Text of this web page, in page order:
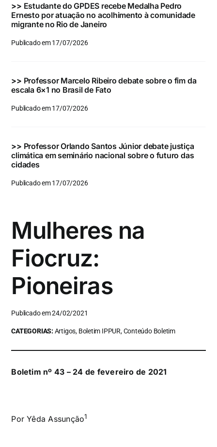
para:
>> Estudante do GPDES recebe Medalha Pedro
Ernesto por atuação no acolhimento à comunidade
migrante no Rio de Janeiro
Publicado em 17/07/2026
>> Professor Marcelo Ribeiro debate sobre o fim da
escala 6×1 no Brasil de Fato
Publicado em 17/07/2026
>> Professor Orlando Santos Júnior debate justiça
climática em seminário nacional sobre o futuro das
cidades
Publicado em 17/07/2026
Mulheres na
Fiocruz:
Pioneiras
Publicado em 24/02/2021
CATEGORIAS:Artigos, Boletim IPPUR, Conteúdo Boletim
Boletim nº 43 – 24 de fevereiro de 2021
Por Yêda Assunção1